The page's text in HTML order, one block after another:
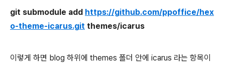
git submodule add https://github.com/ppoffice/hex
o-theme-icarus.git themes/icarus
이렇게 하면 blog 하위에 themes 폴더 안에 icarus 라는 항목이